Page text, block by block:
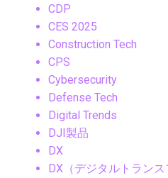
CDP
CES 2025
Construction Tech
CPS
Cybersecurity
Defense Tech
Digital Trends
DJI製品
DX
DX（デジタルトランス